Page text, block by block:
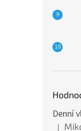
Denní
|